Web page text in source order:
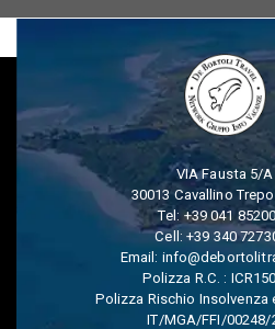
VIA Fausta 5/A
30013 Cavallino
Tel:+39 041
Cell:+39 340
Email:
Polizza R.C. :
Polizza Rischio Insolvenza
IT/MGA/FFI/00248/